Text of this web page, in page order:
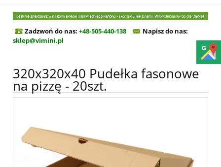
Zadzwoń do nas: +48-505-440-138 Napisz do nas:
sklep@vimini.pl
320x320x40 Pudełka fasonowe
na pizzę - 20szt.